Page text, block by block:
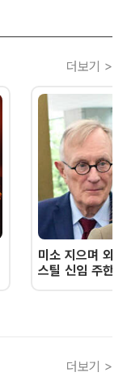
더보기 >
미소 지으며 외
스틸 신임 주한
더보기 >